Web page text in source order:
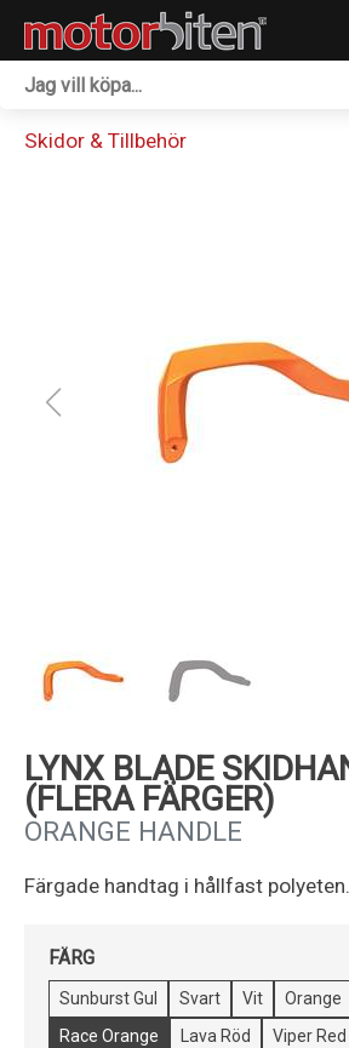
Skidor & Tillbehör
LYNX BLADE
(FLERA FÄRGER)
ORANGE HANDLE
Färgade handtag i hållfast polyeten.
FÄRG
Sunburst Gul Svart Vit Orange
Race Orange
Lava Röd Viper Red